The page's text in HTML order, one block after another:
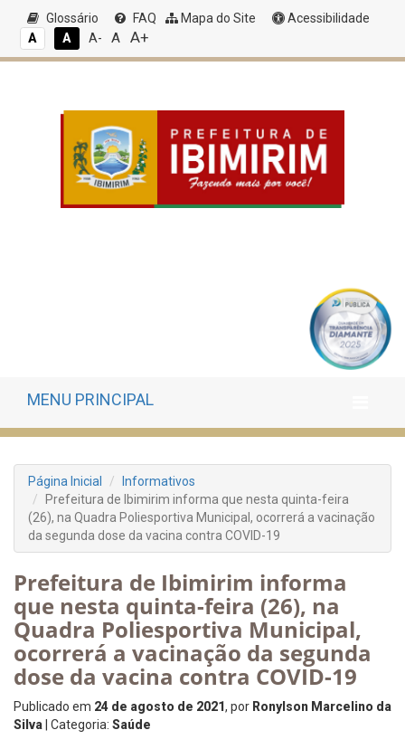
Glossário FAQ Mapa do Site
Acessibilidade
A
A A- A A+
MENU PRINCIPAL
Página Inicial
Informativos
Prefeitura de Ibimirim informa que nesta quinta-feira
(26), na Quadra Poliesportiva Municipal, ocorrerá a vacinação
da segunda dose da vacina contra COVID-19
Prefeitura de Ibimirim informa
que nesta quinta-feira (26), na
Quadra Poliesportiva Municipal,
ocorrerá a vacinação da segunda
dose da vacina contra COVID-19
Publicado em 24 de agosto de 2021, por Ronylson Marcelino da
Silva | Categoria: Saúde